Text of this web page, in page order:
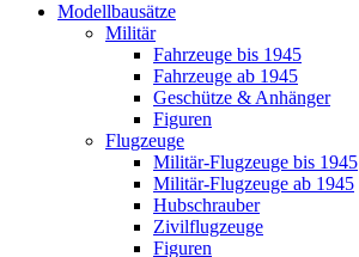
Modellbausätze
Militär
Fahrzeuge bis 1945
Fahrzeuge ab 1945
Geschütze & Anhänger
Figuren
Flugzeuge
Militär-Flugzeuge bis 1945
Militär-Flugzeuge ab 1945
Hubschrauber
Zivilflugzeuge
Figuren